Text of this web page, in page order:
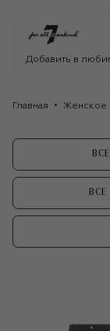
Добавить в
Главная Женское